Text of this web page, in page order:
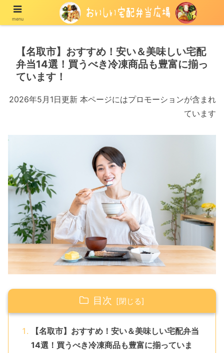
宅配の冷凍弁当や冷蔵弁当を紹介する情報メディア
【名取市】おすすめ！安い＆美味しい宅配
弁当14選！買うべき冷凍商品も豊富に揃っ
ています！
2026年5月1日更新 本ページにはプロモーションが含まれ
ています
目次
【名取市】おすすめ！安い＆美味しい宅配弁当
14選！買うべき冷凍商品も豊富に揃っていま
menu